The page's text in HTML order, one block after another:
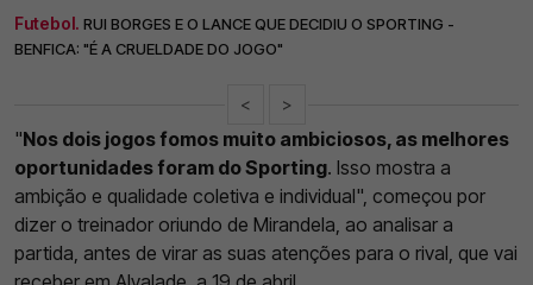
Futebol. RUI BORGES E O LANCE QUE DECIDIU O SPORTING -
BENFICA: "É A CRUELDADE DO JOGO"
< >
"Nos dois jogos fomos muito ambiciosos, as melhores
oportunidades foram do Sporting. Isso mostra a
ambição e qualidade coletiva e individual", começou por
dizer o treinador oriundo de Mirandela, ao analisar a
partida, antes de virar as suas atenções para o rival, que vai